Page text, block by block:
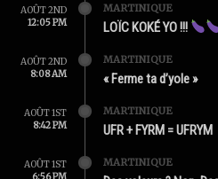
AOÛT 2ND
12:05 PM
MARTINIQUE
LOÏC KOKÉ YO !!!
AOÛT 2ND
8:08 AM
MARTINIQUE
« Ferme ta d’yole »
AOÛT 1ST
8:42 PM
MARTINIQUE
UFR + FYRM = UFRYM
AOÛT 1ST
6:56 PM
MARTINIQUE